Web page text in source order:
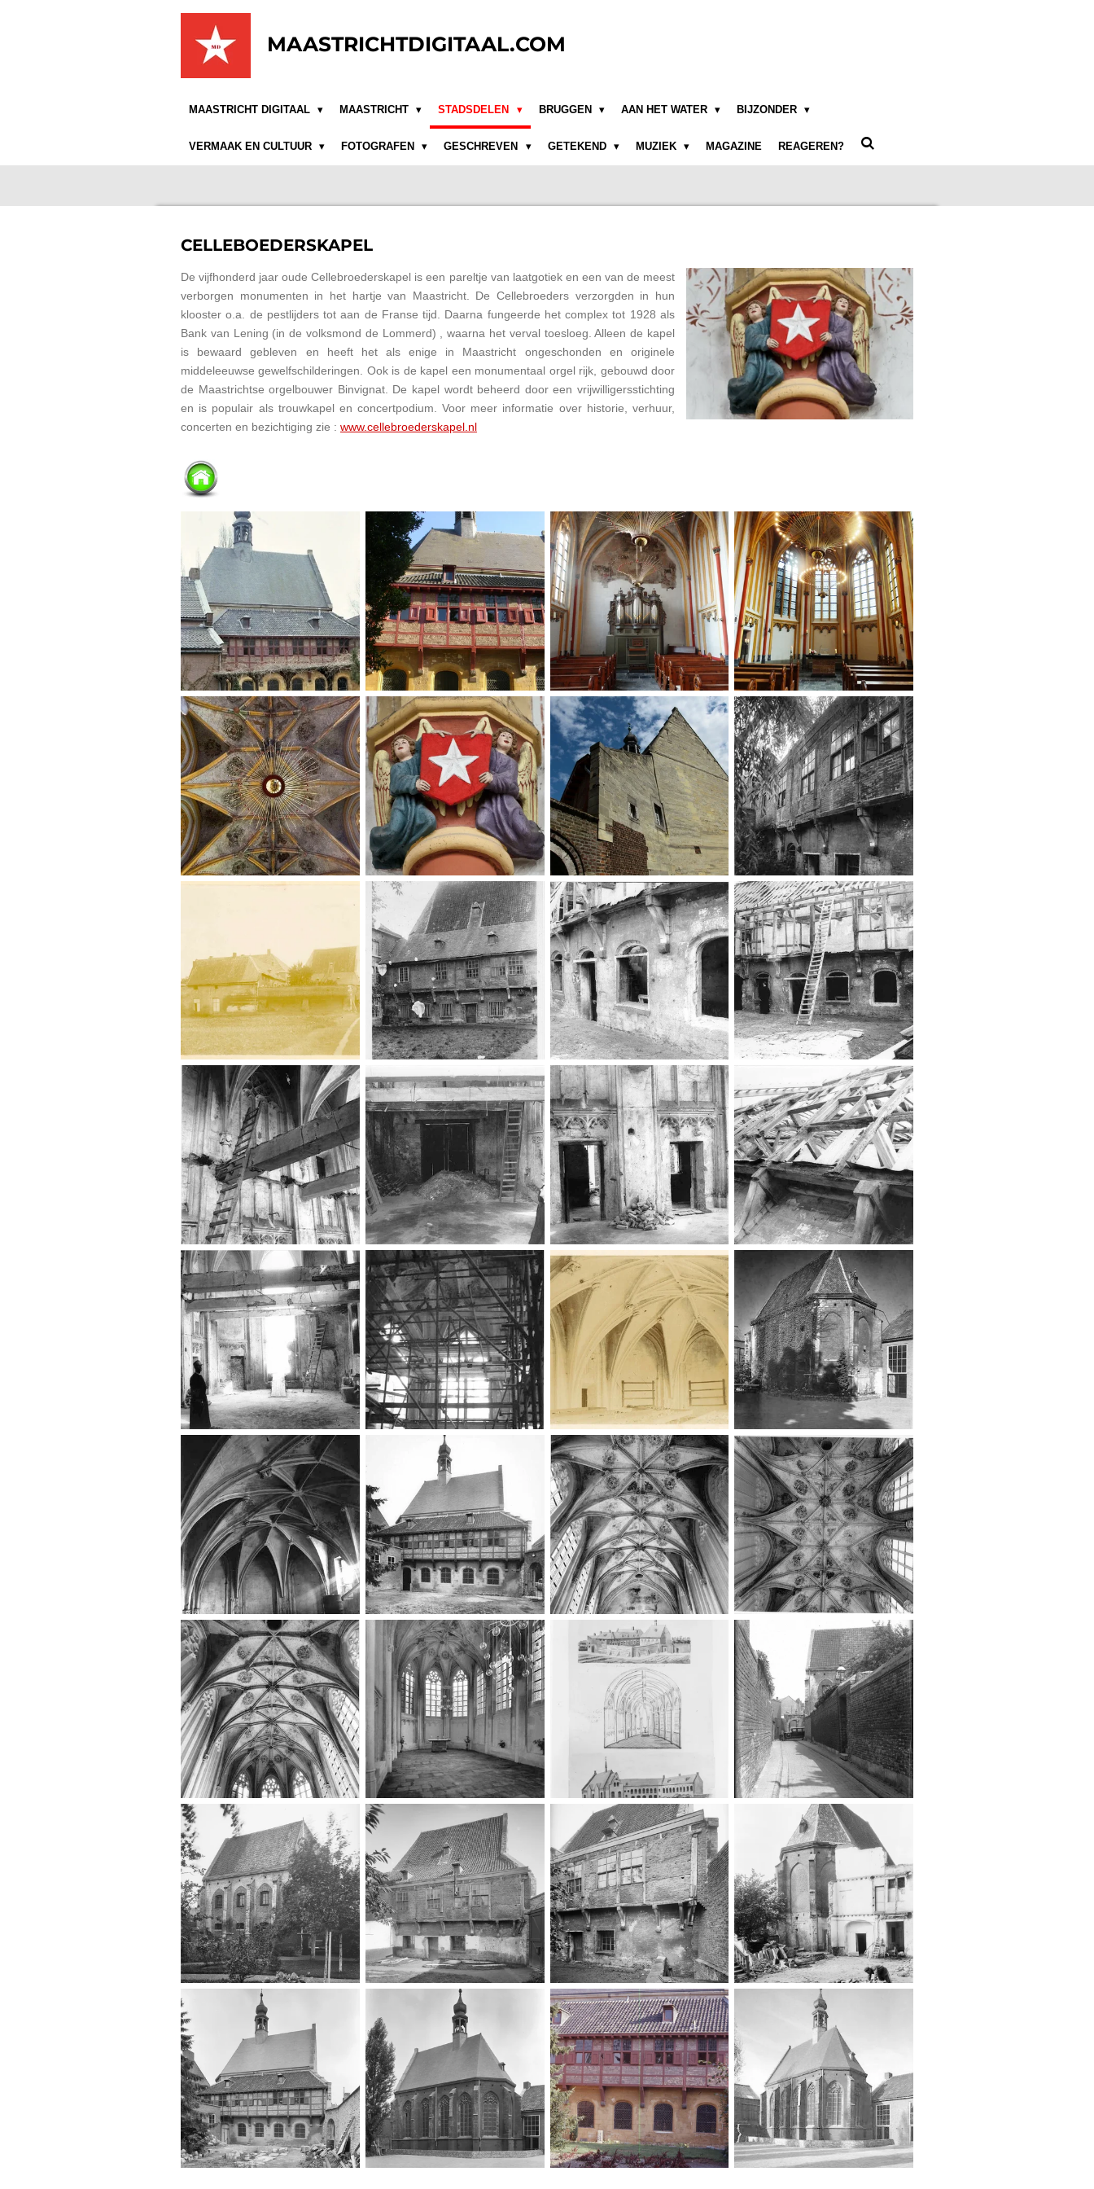
MAASTRICHTDIGITAAL.COM
MAASTRICHT DIGITAAL MAASTRICHT STADSDELEN BRUGGEN AAN HET WATER BIJZONDER
VERMAAK EN CULTUUR FOTOGRAFEN GESCHREVEN GETEKEND MUZIEK MAGAZINE REAGEREN?
CELLEBOEDERSKAPEL
De vijfhonderd jaar oude Cellebroederskapel is een pareltje van laatgotiek en een van de meest
verborgen monumenten in het hartje van Maastricht. De Cellebroeders verzorgden in hun
klooster o.a. de pestlijders tot aan de Franse tijd. Daarna fungeerde het complex tot 1928 als
Bank van Lening (in de volksmond de Lommerd) , waarna het verval toesloeg. Alleen de kapel
is bewaard gebleven en heeft het als enige in Maastricht ongeschonden en originele
middeleeuwse gewelfschilderingen. Ook is de kapel een monumentaal orgel rijk, gebouwd door
de Maastrichtse orgelbouwer Binvignat. De kapel wordt beheerd door een vrijwilligersstichting
en is populair als trouwkapel en concertpodium. Voor meer informatie over historie, verhuur,
concerten en bezichtiging zie : www.cellebroederskapel.nl